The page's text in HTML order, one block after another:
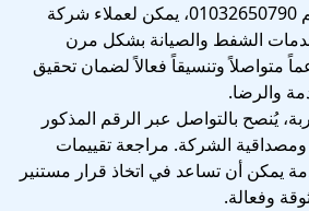
من خلال استخدام الرقم 01032650790، يمكن لعملاء شركة
الشفط والصيانة بشكل مرن
متواصلاً وتنسيقاً فعالاً لضمان تحقيق
والرضا.
يُنصح بالتواصل عبر الرقم المذكور
الشركة. مراجعة تقييمات
يمكن أن تساعد في اتخاذ قرار مستنير
وفعالة.